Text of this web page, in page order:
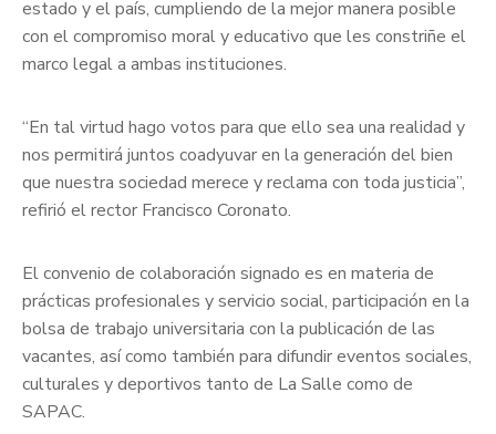
estado y el país, cumpliendo de la mejor manera posible
con el compromiso moral y educativo que les constriñe el
marco legal a ambas instituciones.
“En tal virtud hago votos para que ello sea una realidad y
nos permitirá juntos coadyuvar en la generación del bien
que nuestra sociedad merece y reclama con toda justicia”,
refirió el rector Francisco Coronato.
El convenio de colaboración signado es en materia de
prácticas profesionales y servicio social, participación en la
bolsa de trabajo universitaria con la publicación de las
vacantes, así como también para difundir eventos sociales,
culturales y deportivos tanto de La Salle como de
SAPAC.